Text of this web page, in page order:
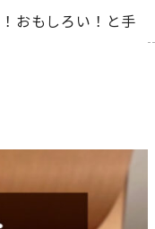
おもしろい！と手